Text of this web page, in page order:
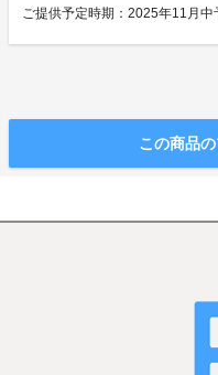
ご提供予定時期：2025年11月中
この商品